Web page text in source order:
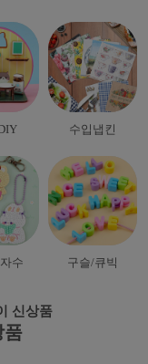
수입냅킨
수 구슬/큐빅
신상품
품